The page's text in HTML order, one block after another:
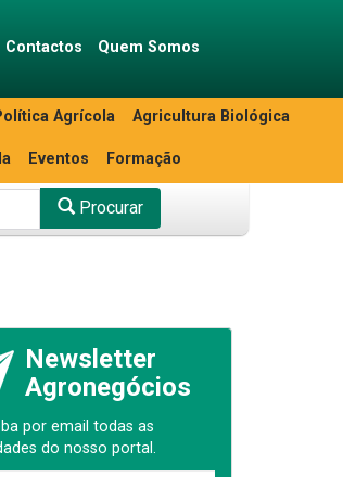
Contactos Quem Somos
Agrícola Agricultura Biológica
Eventos Formação
Procurar
Newsletter
Agronegócios
por email todas as
do nosso portal.